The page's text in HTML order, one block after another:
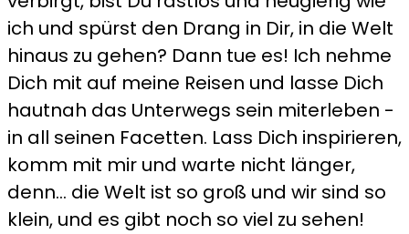
ich und spürst den Drang in Dir, in die Welt
hinaus zu gehen? Dann tue es! Ich nehme
Dich mit auf meine Reisen und lasse Dich
hautnah das Unterwegs sein miterleben -
in all seinen Facetten. Lass Dich inspirieren,
komm mit mir und warte nicht länger,
denn... die Welt ist so groß und wir sind so
klein, und es gibt noch so viel zu sehen!